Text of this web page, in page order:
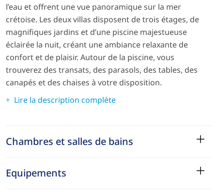
l’eau et offrent une vue panoramique sur la mer
crétoise. Les deux villas disposent de trois étages, de
magnifiques jardins et d’une piscine majestueuse
éclairée la nuit, créant une ambiance relaxante de
confort et de plaisir. Autour de la piscine, vous
trouverez des transats, des parasols, des tables, des
canapés et des chaises à votre disposition.
Lire la description complète
Chambres et salles de bains
Equipements